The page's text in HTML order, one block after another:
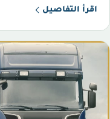
اقرأ التفاصيل